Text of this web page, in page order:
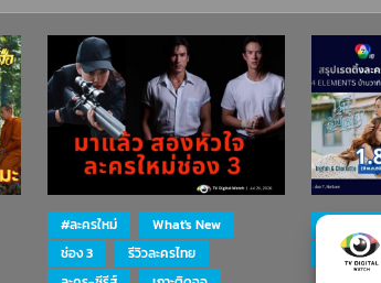
#ละครใหม่
What's New
ช่อง 3
รีวิวละครไทย
ละคร-ซีรีส์